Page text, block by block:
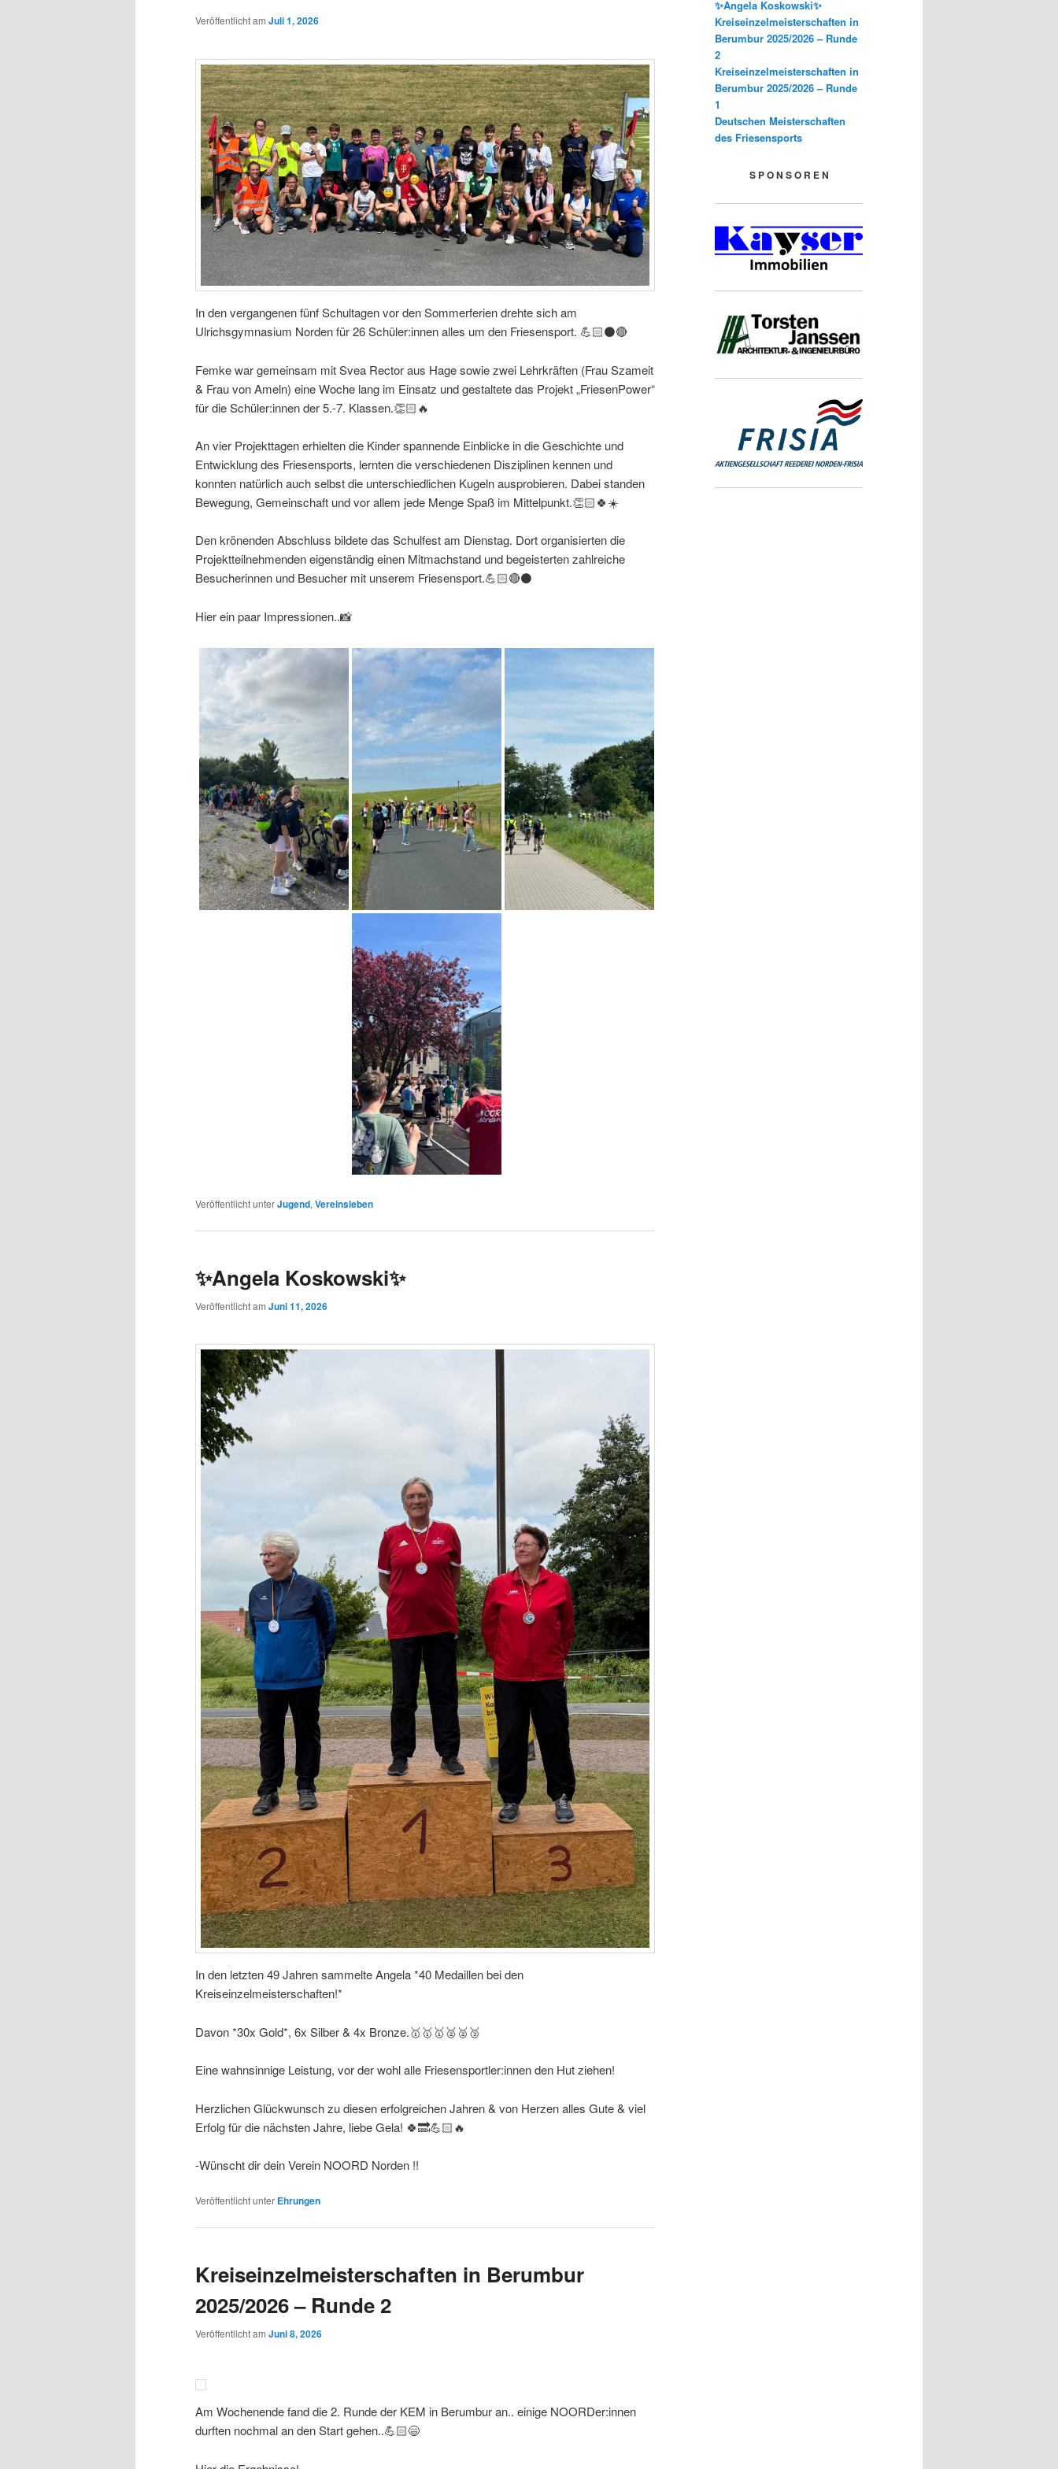
Veröffentlicht am Juli 1, 2026
In den vergangenen fünf Schultagen vor den Sommerferien drehte sich am
Ulrichsgymnasium Norden für 26 Schüler:innen alles um den Friesensport. 💪🏻⚫️🔴
Femke war gemeinsam mit Svea Rector aus Hage sowie zwei Lehrkräften (Frau Szameit
& Frau von Ameln) eine Woche lang im Einsatz und gestaltete das Projekt „FriesenPower“
für die Schüler:innen der 5.-7. Klassen.👏🏻🔥
An vier Projekttagen erhielten die Kinder spannende Einblicke in die Geschichte und
Entwicklung des Friesensports, lernten die verschiedenen Disziplinen kennen und
konnten natürlich auch selbst die unterschiedlichen Kugeln ausprobieren. Dabei standen
Bewegung, Gemeinschaft und vor allem jede Menge Spaß im Mittelpunkt.👏🏻🍀☀️
Den krönenden Abschluss bildete das Schulfest am Dienstag. Dort organisierten die
Projektteilnehmenden eigenständig einen Mitmachstand und begeisterten zahlreiche
Besucherinnen und Besucher mit unserem Friesensport.💪🏻🔴⚫️
Hier ein paar Impressionen..📸
Veröffentlicht unterJugend,Vereinsleben
✨Angela Koskowski✨
Veröffentlicht am Juni 11, 2026
In den letzten 49 Jahren sammelte Angela *40 Medaillen bei den
Kreiseinzelmeisterschaften!*
Davon *30x Gold*, 6x Silber & 4x Bronze.🥇🥇🥇🥈🥈🥉
Eine wahnsinnige Leistung, vor der wohl alle Friesensportler:innen den Hut ziehen!
Herzlichen Glückwunsch zu diesen erfolgreichen Jahren & von Herzen alles Gute & viel
Erfolg für die nächsten Jahre, liebe Gela! 🍀🔜💪🏻🔥
-Wünscht dir dein Verein NOORD Norden !!
Veröffentlicht unter Ehrungen
Kreiseinzelmeisterschaften in Berumbur
2025/2026 – Runde 2
Veröffentlicht am Juni 8, 2026
Am Wochenende fand die 2. Runde der KEM in Berumbur an.. einige NOORDer:innen
durften nochmal an den Start gehen..💪🏻😄
✨Angela Koskowski✨
Kreiseinzelmeisterschaften in
Berumbur 2025/2026 – Runde
2
Kreiseinzelmeisterschaften in
Berumbur 2025/2026 – Runde
1
Deutschen Meisterschaften
des Friesensports
S P O N S O R E N